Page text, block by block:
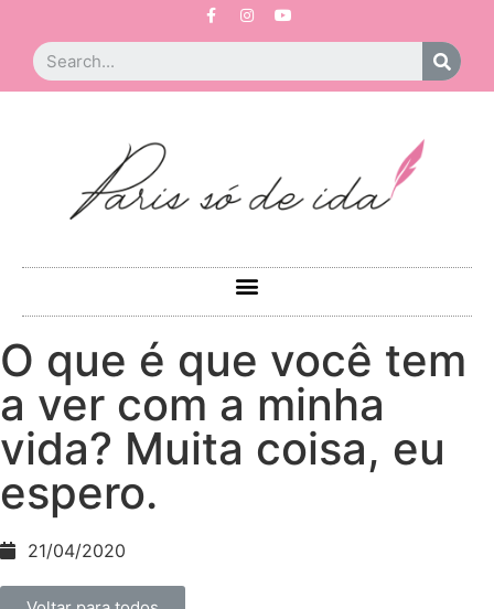
O que é que você tem
a ver com a minha
vida? Muita coisa, eu
espero.
21/04/2020